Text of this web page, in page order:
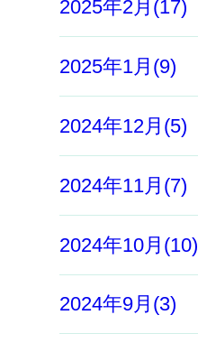
2025年2月(17)
2025年1月(9)
2024年12月(5)
2024年11月(7)
2024年10月(10)
2024年9月(3)